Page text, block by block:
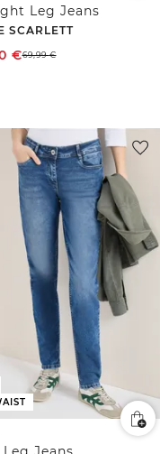
Leg Jeans
SCARLETT
€69,99€